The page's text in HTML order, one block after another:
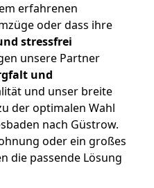
erfahrenen
oder dass ihre
stressfrei
unsere Partner
und
und unser breite
der optimalen Wahl
nach Güstrow.
oder ein großes
die passende Lösung